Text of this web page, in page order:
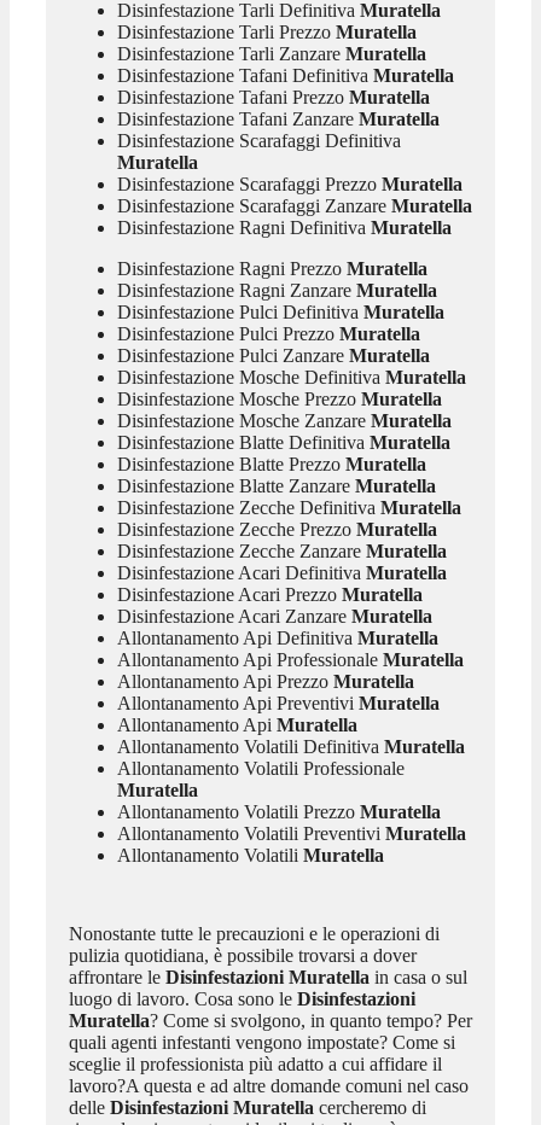
Disinfestazione Tarli Definitiva Muratella
Disinfestazione Tarli PrezzoMuratella
Disinfestazione Tarli ZanzareMuratella
Disinfestazione Tafani Definitiva Muratella
Disinfestazione Tafani PrezzoMuratella
Disinfestazione Tafani ZanzareMuratella
Disinfestazione Scarafaggi Definitiva
Muratella
Disinfestazione Scarafaggi PrezzoMuratella
Disinfestazione Scarafaggi ZanzareMuratella
Disinfestazione Ragni Definitiva Muratella
Disinfestazione Ragni PrezzoMuratella
Disinfestazione Ragni ZanzareMuratella
Disinfestazione Pulci Definitiva Muratella
Disinfestazione Pulci PrezzoMuratella
Disinfestazione Pulci ZanzareMuratella
Disinfestazione Mosche Definitiva Muratella
Disinfestazione Mosche PrezzoMuratella
Disinfestazione Mosche ZanzareMuratella
Disinfestazione Blatte Definitiva Muratella
Disinfestazione Blatte PrezzoMuratella
Disinfestazione Blatte ZanzareMuratella
Disinfestazione Zecche Definitiva Muratella
Disinfestazione Zecche PrezzoMuratella
Disinfestazione Zecche ZanzareMuratella
Disinfestazione Acari Definitiva Muratella
Disinfestazione Acari PrezzoMuratella
Disinfestazione Acari ZanzareMuratella
Allontanamento Api Definitiva Muratella
Allontanamento Api ProfessionaleMuratella
Allontanamento Api PrezzoMuratella
Allontanamento Api Preventivi Muratella
Allontanamento Api Muratella
Allontanamento Volatili Definitiva Muratella
Allontanamento Volatili Professionale
Muratella
Allontanamento Volatili PrezzoMuratella
Allontanamento Volatili Preventivi Muratella
Allontanamento Volatili Muratella
Nonostante tutte le precauzioni e le operazioni di
pulizia quotidiana, è possibile trovarsi a dover
affrontare le Disinfestazioni Muratella in casa o sul
luogo di lavoro. Cosa sono le Disinfestazioni
Muratella? Come si svolgono, in quanto tempo? Per
quali agenti infestanti vengono impostate? Come si
sceglie il professionista più adatto a cui affidare il
lavoro?A questa e ad altre domande comuni nel caso
delle Disinfestazioni Muratella cercheremo di